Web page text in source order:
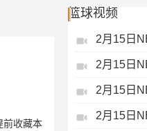
前收藏本
篮球视频
2月15日